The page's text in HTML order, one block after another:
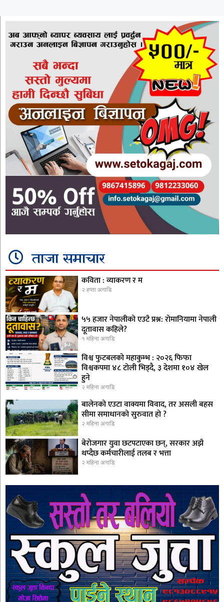
ताजा समाचार
कविता : व्याकरण र म
२ हप्ता अगाडि
५५ हजार नेपालीको एउटै प्रश्न: रोमानियामा नेपाली
दूतावास कहिले?
१ महिना अगाडि
विश्व फुटबलको महाकुम्भ : २०२६ फिफा
विश्वकपमा ४८ टोली भिड्दै, ३ देशमा १०४ खेल
हुने
२ महिना अगाडि
बालेनको एउटा वाक्यमा विवाद, तर असली बहस
सीमा समाधानको सुरुवात हो ?
२ महिना अगाडि
बेरोजगार युवा छटपटाएका छन्, सरकार अझै
थप्दैछ कर्मचारीलाई तलब र भत्ता
२ महिना अगाडि